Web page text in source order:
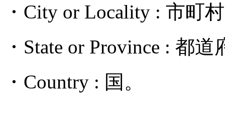
・City or Locality : 市町
・State or Province : 都道
・Country : 国。